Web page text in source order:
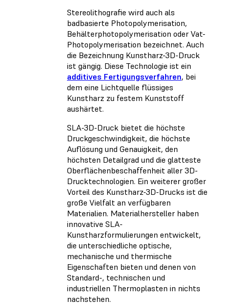
Stereolithografie wird auch als
badbasierte Photopolymerisation,
Behälterphotopolymerisation oder Vat-
Photopolymerisation bezeichnet. Auch
die Bezeichnung Kunstharz-3D-Druck
ist gängig. Diese Technologie ist ein
additives Fertigungsverfahren, bei
dem eine Lichtquelle flüssiges
Kunstharz zu festem Kunststoff
aushärtet.
SLA-3D-Druck bietet die höchste
Druckgeschwindigkeit, die höchste
Auflösung und Genauigkeit, den
höchsten Detailgrad und die glatteste
Oberflächenbeschaffenheit aller 3D-
Drucktechnologien. Ein weiterer großer
Vorteil des Kunstharz-3D-Drucks ist die
große Vielfalt an verfügbaren
Materialien. Materialhersteller haben
innovative SLA-
Kunstharzformulierungen entwickelt,
die unterschiedliche optische,
mechanische und thermische
Eigenschaften bieten und denen von
Standard-, technischen und
industriellen Thermoplasten in nichts
nachstehen.